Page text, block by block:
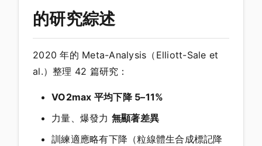
的研究綜述
2020 年的 Meta-Analysis（Elliott-Sale et
al.）整理 42 篇研究：
VO2max 平均下降 5–11%
力量、爆發力 無顯著差異
訓練適應略有下降（粒線體生合成標記降